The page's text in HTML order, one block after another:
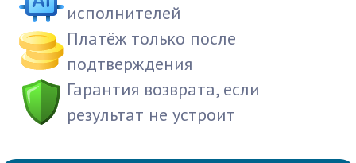
исполнителей
Платёж только после
подтверждения
Гарантия возврата, если
результат не устроит